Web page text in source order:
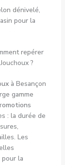
dénivelé,
pour la
repérer
?
à Besançon
gamme
: la durée de
Les
la